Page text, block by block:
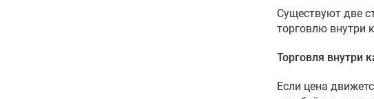
Существуют две
торговлю внутри
Торговля внутри
Если цена